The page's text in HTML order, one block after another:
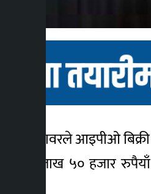
हाइड्रोपावरले आइपीओ
८९ लाख ५० हजार